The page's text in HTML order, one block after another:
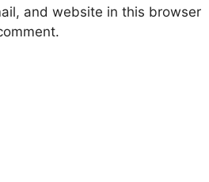
and website in this browser